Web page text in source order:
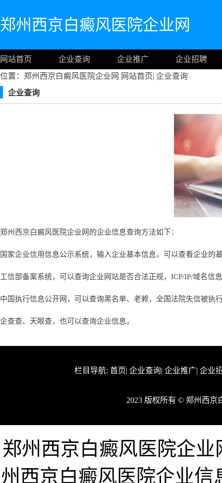
郑州西京白癜风医院企业网
网站首页 企业查询 企业推广
企业招聘
位置：郑州西京白癜风医院企业网 网站首页| 企业查询
企业查询
郑州西京白癜风医院企业网的企业信息查询方法如下：
国家企业信用信息公示系统，输入企业基本信息，可以查看企业的
工信部备案系统，可以查询企业网站是否合法正规，ICP/IP/域名信
中国执行信息公开网，可以查询黑名单、老赖，全国法院失信被执
企查查、天眼查，也可以查询企业信息。
栏目导航: 首页| 企业查询| 企业推广| 企业
2023 版权所有 © 郑州西
郑州西京白癜风医院企业
州西京白癜风医院企业